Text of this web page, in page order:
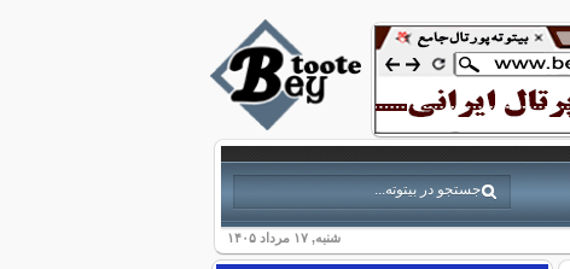
شنبه, ۱۷ مرداد ۱۴۰۵